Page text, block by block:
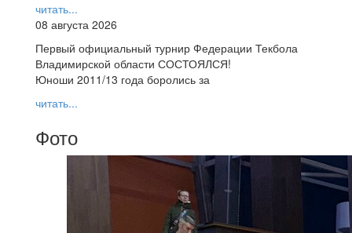
читать...
08 августа 2026
Первый официальный турнир Федерации Текбола
Владимирской области СОСТОЯЛСЯ!
Юноши 2011/13 года боролись за
читать...
Фото